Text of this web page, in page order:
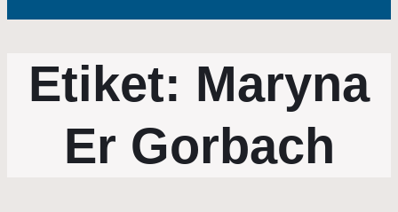
Etiket: Maryna
Er Gorbach